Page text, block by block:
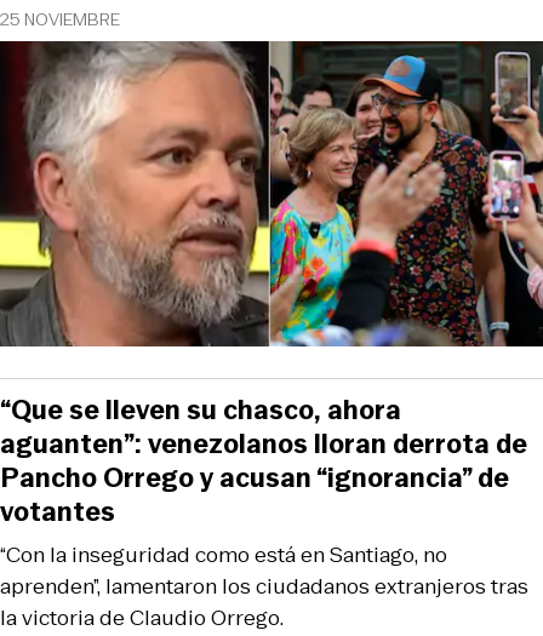
25 NOVIEMBRE
“Con la inseguridad como está en Santiago, no
aprenden”, lamentaron los ciudadanos extranjeros tras
la victoria de Claudio Orrego.
“Que se lleven su chasco, ahora
aguanten”: venezolanos lloran derrota de
Pancho Orrego y acusan “ignorancia” de
votantes